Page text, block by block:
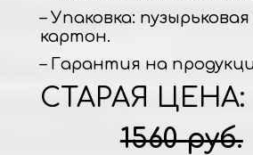
– Упаковка:
картон.
– Гарантия на
СТАРАЯ ЦЕНА:
1560 руб.